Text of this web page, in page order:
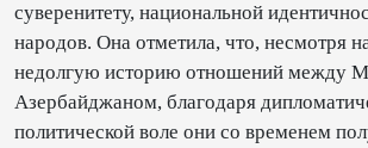
суверенитету, национальной
народов. Она отметила, что, несмотря
недолгую историю отношений между
Азербайджаном, благодаря
политической воле они со временем